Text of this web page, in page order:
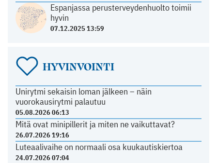
Espanjassa perusterveydenhuolto toimii
hyvin
07.12.2025 13:59
HYVINVOINTI
Unirytmi sekaisin loman jälkeen – näin
vuorokausirytmi palautuu
05.08.2026 06:13
Mitä ovat minipillerit ja miten ne vaikuttavat?
26.07.2026 19:16
Luteaalivaihe on normaali osa kuukautiskiertoa
24.07.2026 07:04